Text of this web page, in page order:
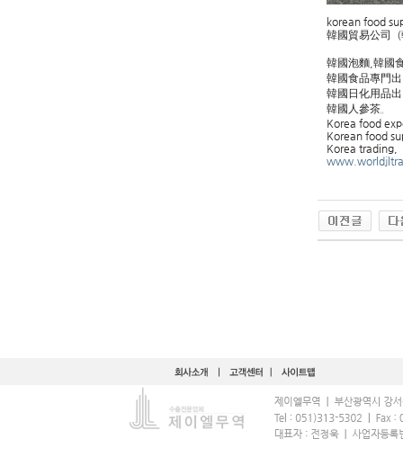
korean food
韓國貿易公司
韓國泡麵,韓國
韓國食品專門
韓國日化用品
韓國人參茶。
Korea food
Korean food
Korea trading,